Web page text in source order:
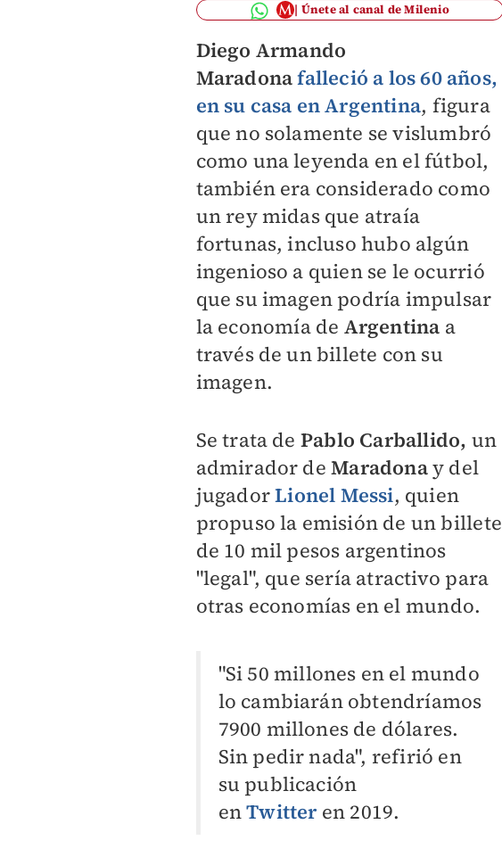
Únete al canal de Milenio
Diego Armando
Maradonafalleció a los 60 años,
en su casa en Argentina, figura
que no solamente se vislumbró
como una leyenda en el fútbol,
también era considerado como
un rey midas que atraía
fortunas, incluso hubo algún
ingenioso a quien se le ocurrió
que su imagen podría impulsar
la economía de Argentina a
través de un billete con su
imagen.
Se trata de Pablo Carballido, un
admirador deMaradonay del
jugadorLionel Messi, quien
propuso la emisión de un billete
de 10 mil pesos argentinos
"legal", que sería atractivo para
otras economías en el mundo.
"Si 50 millones en el mundo
lo cambiarán obtendríamos
7900 millones de dólares.
Sin pedir nada", refirió en
su publicación
enTwitteren 2019.